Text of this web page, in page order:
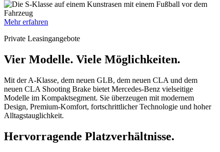
Mehr erfahren
Private Leasingangebote
Vier Modelle. Viele Möglichkeiten.
Mit der A-Klasse, dem neuen GLB, dem neuen CLA und dem
neuen CLA Shooting Brake bietet Mercedes-Benz vielseitige
Modelle im Kompaktsegment. Sie überzeugen mit modernem
Design, Premium-Komfort, fortschrittlicher Technologie und hoher
Alltagstauglichkeit.
Hervorragende Platzverhältnisse.